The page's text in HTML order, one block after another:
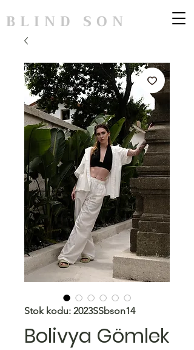
BLIND SON
Stok kodu: 2023SSbson14
Bolivya Gömlek